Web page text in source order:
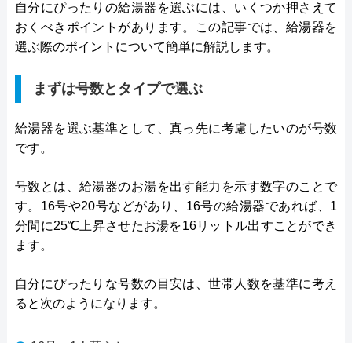
自分にぴったりの給湯器を選ぶには、いくつか押さえて
おくべきポイントがあります。この記事では、給湯器を
選ぶ際のポイントについて簡単に解説します。
まずは号数とタイプで選ぶ
給湯器を選ぶ基準として、真っ先に考慮したいのが号数
です。
号数とは、給湯器のお湯を出す能力を示す数字のことで
す。16号や20号などがあり、16号の給湯器であれば、1
分間に25℃上昇させたお湯を16リットル出すことができ
ます。
自分にぴったりな号数の目安は、世帯人数を基準に考え
ると次のようになります。